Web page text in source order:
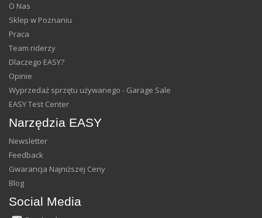
O Nas
Sklep w Poznaniu
Praca
Team riderzy
Dlaczego EASY?
Opinie
Wyprzedaż sprzętu używanego - Garage Sale
EASY Test Center
Narzędzia EASY
Newsletter
Feedback
Gwarancja Najniższej Ceny
Blog
Social Media